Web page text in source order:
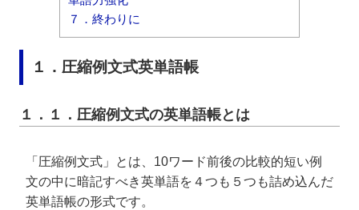
７．終わりに
１．圧縮例文式英単語帳
１．１．圧縮例文式の英単語帳とは
「圧縮例文式」とは、10ワード前後の比較的短い例
文の中に暗記すべき英単語を４つも５つも詰め込んだ
英単語帳の形式です。